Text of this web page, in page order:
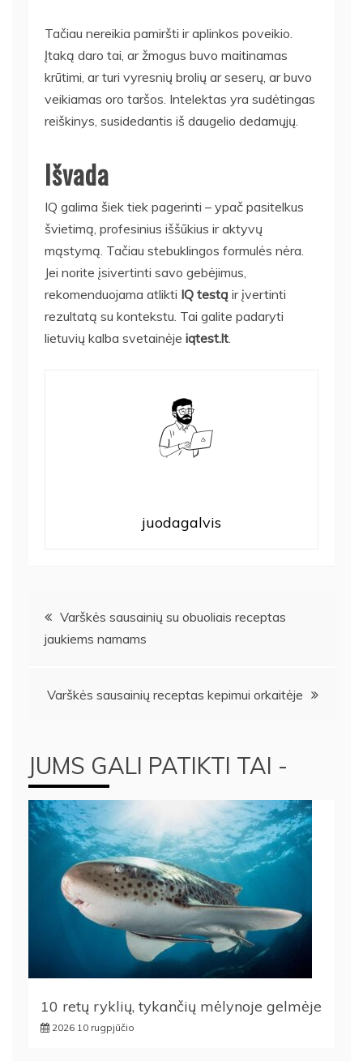
Tačiau nereikia pamiršti ir aplinkos poveikio.
Įtaką daro tai, ar žmogus buvo maitinamas
krūtimi, ar turi vyresnių brolių ar seserų, ar buvo
veikiamas oro taršos. Intelektas yra sudėtingas
reiškinys, susidedantis iš daugelio dedamųjų.
Išvada
IQ galima šiek tiek pagerinti – ypač pasitelkus
švietimą, profesinius iššūkius ir aktyvų
mąstymą. Tačiau stebuklingos formulės nėra.
Jei norite įsivertinti savo gebėjimus,
rekomenduojama atlikti IQ testą ir įvertinti
rezultatą su kontekstu. Tai galite padaryti
lietuvių kalba svetainėje iqtest.lt
juodagalvis
Navigacija
tarp
įrašų
Varškės sausainių su obuoliais receptas
jaukiems namams
Varškės sausainių receptas kepimui orkaitėje
JUMS GALI PATIKTI TAI -
10 retų ryklių, tykančių mėlynoje gelmėje
2026 10 rugpjūčio